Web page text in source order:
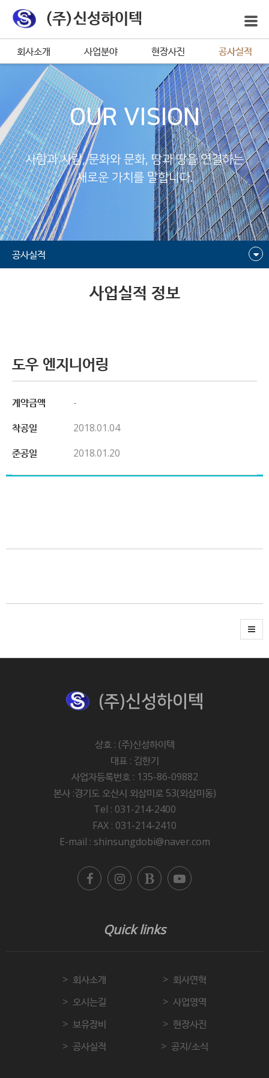
(주)신성하이텍
회사소개 사업분야 현장사진 공사실적
OUR VISION
사람과 사람, 문화와 문화, 땅과 땅을 연결하는
새로운 가치를 말합니다.
공사실적
사업실적 정보
도우 엔지니어링
계약금액
-
착공일
2018.01.04
준공일
2018.01.20
(주)신성하이텍
상호 : (주)신성하이텍
대표 : 김한기
사업자등록번호 : 135-86-09882
본사 :경기도 오산시 외삼미로 53(외삼미동)
Tel : 031-214-2400
FAX : 031-214-2410
E-mail : shinsungdobi@naver.com
Quick links
회사소개
회사연혁
오시는길
사업영역
보유장비
현장사진
공사실적
공지/소식